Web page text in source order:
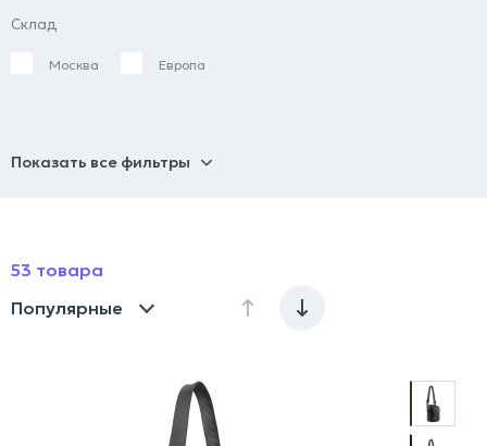
Склад
Москва Европа
Показать все фильтры
53 товара
Популярные